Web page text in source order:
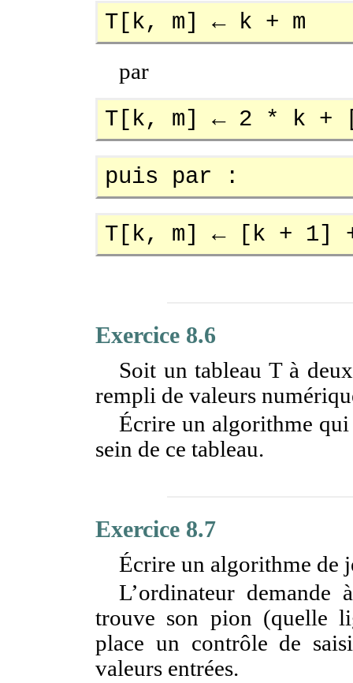
T[k, m] ← k + m
par
T[k, m] ← 2 * k +
puis par :
T[k, m] ← [k + 1]
Exercice 8.6
Soit un tableau T à
rempli de valeurs
Écrire un algorithme
sein de ce tableau.
Exercice 8.7
Écrire un algorithme de
L’ordinateur demande
trouve son pion (quelle
place un contrôle de
valeurs entrées.